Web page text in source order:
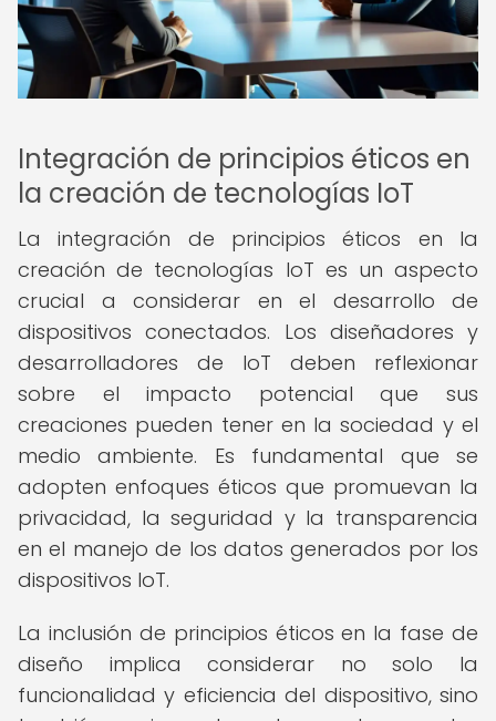
Integración de principios éticos en
la creación de tecnologías IoT
La integración de principios éticos en la
creación de tecnologías IoT es un aspecto
crucial a considerar en el desarrollo de
dispositivos conectados. Los diseñadores y
desarrolladores de IoT deben reflexionar
sobre el impacto potencial que sus
creaciones pueden tener en la sociedad y el
medio ambiente. Es fundamental que se
adopten enfoques éticos que promuevan la
privacidad, la seguridad y la transparencia
en el manejo de los datos generados por los
dispositivos IoT.
La inclusión de principios éticos en la fase de
diseño implica considerar no solo la
funcionalidad y eficiencia del dispositivo, sino